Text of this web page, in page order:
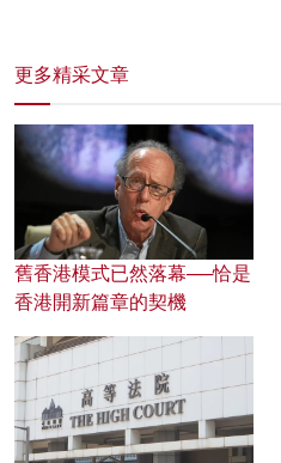
更多精采文章
舊香港模式已然落幕──恰是
香港開新篇章的契機